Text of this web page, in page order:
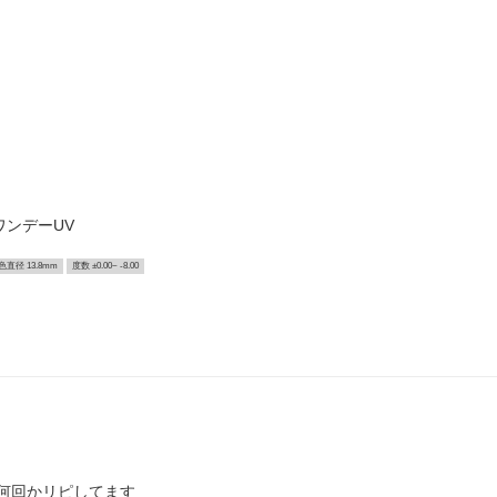
ンデーUV
直径 13.8mm 度数 ±0.00~ -8.00
回かリピしてます